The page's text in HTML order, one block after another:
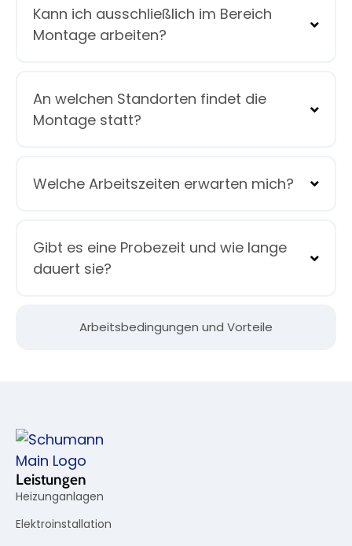
Arbeitsbedingungen und Vorteile
Kann ich ausschließlich im Bereich
Montage arbeiten?
An welchen Standorten findet die
Montage statt?
Welche Arbeitszeiten erwarten mich?
Gibt es eine Probezeit und wie lange
dauert sie?
Leistungen
Heizunganlagen
Elektroinstallation